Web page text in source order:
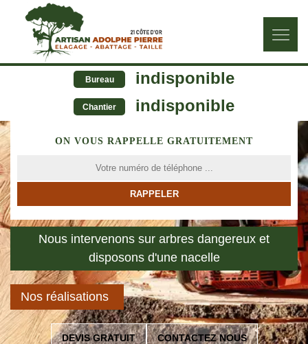
Bureau indisponible
Chantier indisponible
ON VOUS RAPPELLE GRATUITEMENT
Nous intervenons sur arbres dangereux et
disposons d'une nacelle
Nos réalisations
DEVIS GRATUIT CONTACTEZ NOUS